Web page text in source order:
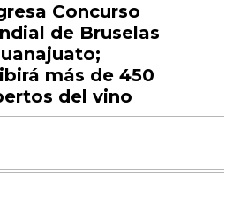
Concurso
de Bruselas
más de 450
del vino